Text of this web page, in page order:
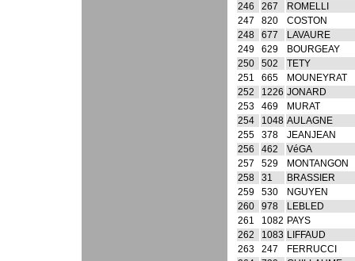
246
267
ROMELLI
247
820
COSTON
248
677
LAVAURE
249
629
BOURGEAY
250
502
TETY
251
665
MOUNEYRAT
252
1226 JONARD
253
469
MURAT
254
1048 AULAGNE
255
378
JEANJEAN
256
462
VéGA
257
529
MONTANGON
258
31
BRASSIER
259
530
NGUYEN
260
978
LEBLED
261
1082 PAYS
262
1083 LIFFAUD
263
247
FERRUCCI